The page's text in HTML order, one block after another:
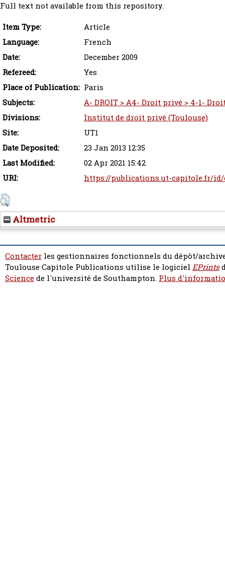
Full text not available from this repository.
Item Type:
Article
Language:
French
Date:
December 2009
Refereed:
Yes
Place of Publication: Paris
Subjects:
A- DROIT > A4- Droit privé > 4-1-
Divisions:
Institut de droit privé (Toulouse)
Site:
UT1
Date Deposited:
23 Jan 2013 12:35
Last Modified:
02 Apr 2021 15:42
URI:
https://publications.ut-capitole.fr/
Altmetric
Contacter les gestionnaires fonctionnels du dépôt/
Toulouse Capitole Publications utilise le logiciel EPrints
Sciencede l'université de Southampton. Plus